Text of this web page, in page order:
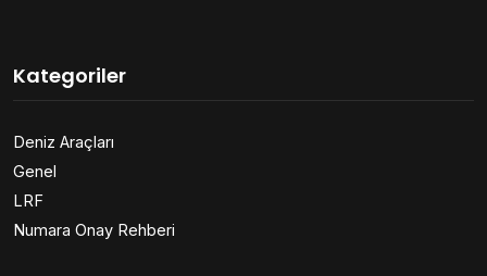
Kategoriler
Deniz Araçları
Genel
LRF
Numara Onay Rehberi